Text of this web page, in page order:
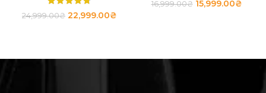
24,999.00₴ 22,999.00₴
16,999.00₴ 15,999.00₴